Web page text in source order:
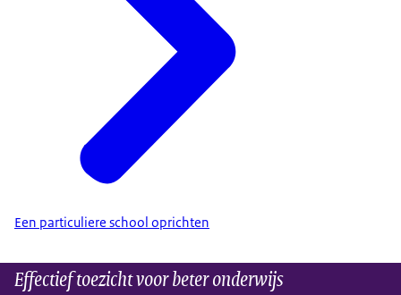
Een particuliere school oprichten
Effectief toezicht voor beter onderwijs